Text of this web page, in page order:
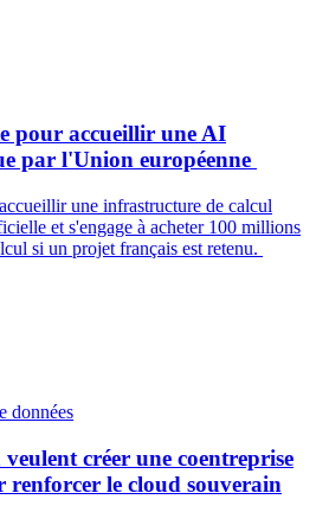
pour accueillir une AI
par l'Union européenne
une infrastructure de calcul
et s'engage à acheter 100 millions
si un projet français est retenu.
données
créer une coentreprise
renforcer le cloud souverain